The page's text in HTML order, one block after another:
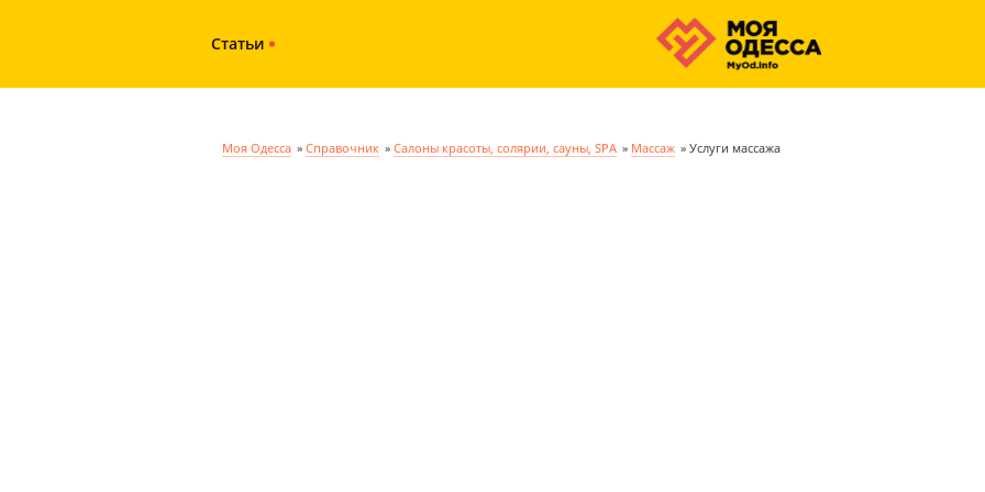
Статьи
Моя Одесса » Справочник » Салоны красоты, солярии, сауны, SPA » Массаж » Услуги массажа